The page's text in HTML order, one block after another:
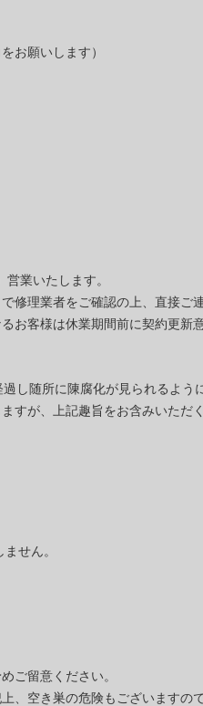
お願いします）
業いたします。
修理業者をご確認の上、直接
お客様は休業期間前に契約更新
し随所に陳腐化が見られるよ
すが、上記趣旨をお含みいた
せん。
ご留意ください。
、空き巣の危険もございます